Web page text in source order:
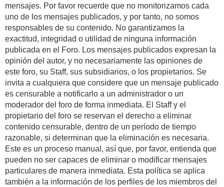
mensajes. Por favor recuerde que no monitorizamos cada
uno de los mensajes publicados, y por tanto, no somos
responsables de su contenido. No garantizamos la
exactitud, integridad o utilidad de ninguna información
publicada en el Foro. Los mensajes publicados expresan la
opinión del autor, y no necesariamente las opiniones de
este foro, su Staff, sus subsidiarios, o los propietarios. Se
invita a cualquiera que considere que un mensaje publicado
es censurable a notificarlo a un administrador o un
moderador del foro de forma inmediata. El Staff y el
propietario del foro se reservan el derecho a eliminar
contenido censurable, dentro de un período de tiempo
razonable, si determinan que la eliminación es necesaria.
Este es un proceso manual, así que, por favor, entienda que
pueden no ser capaces de eliminar o modificar mensajes
particulares de manera inmediata. Esta política se aplica
también a la información de los perfiles de los miembros del